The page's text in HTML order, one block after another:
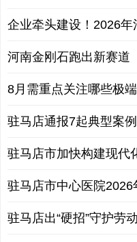
企业牵头建设！2026
河南金刚石跑出新赛道
8月需重点关注哪些极
驻马店通报7起典型案例
驻马店市加快构建现代
驻马店市中心医院
驻马店出“硬招”守护劳